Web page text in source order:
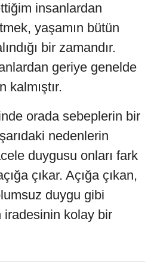
insanlardan
yaşamın bütün
bir zamandır.
geriye genelde
kalmıştır.
orada sebeplerin bir
nedenlerin
duygusu onları fark
çıkar. Açığa çıkan,
duygu gibi
kolay bir